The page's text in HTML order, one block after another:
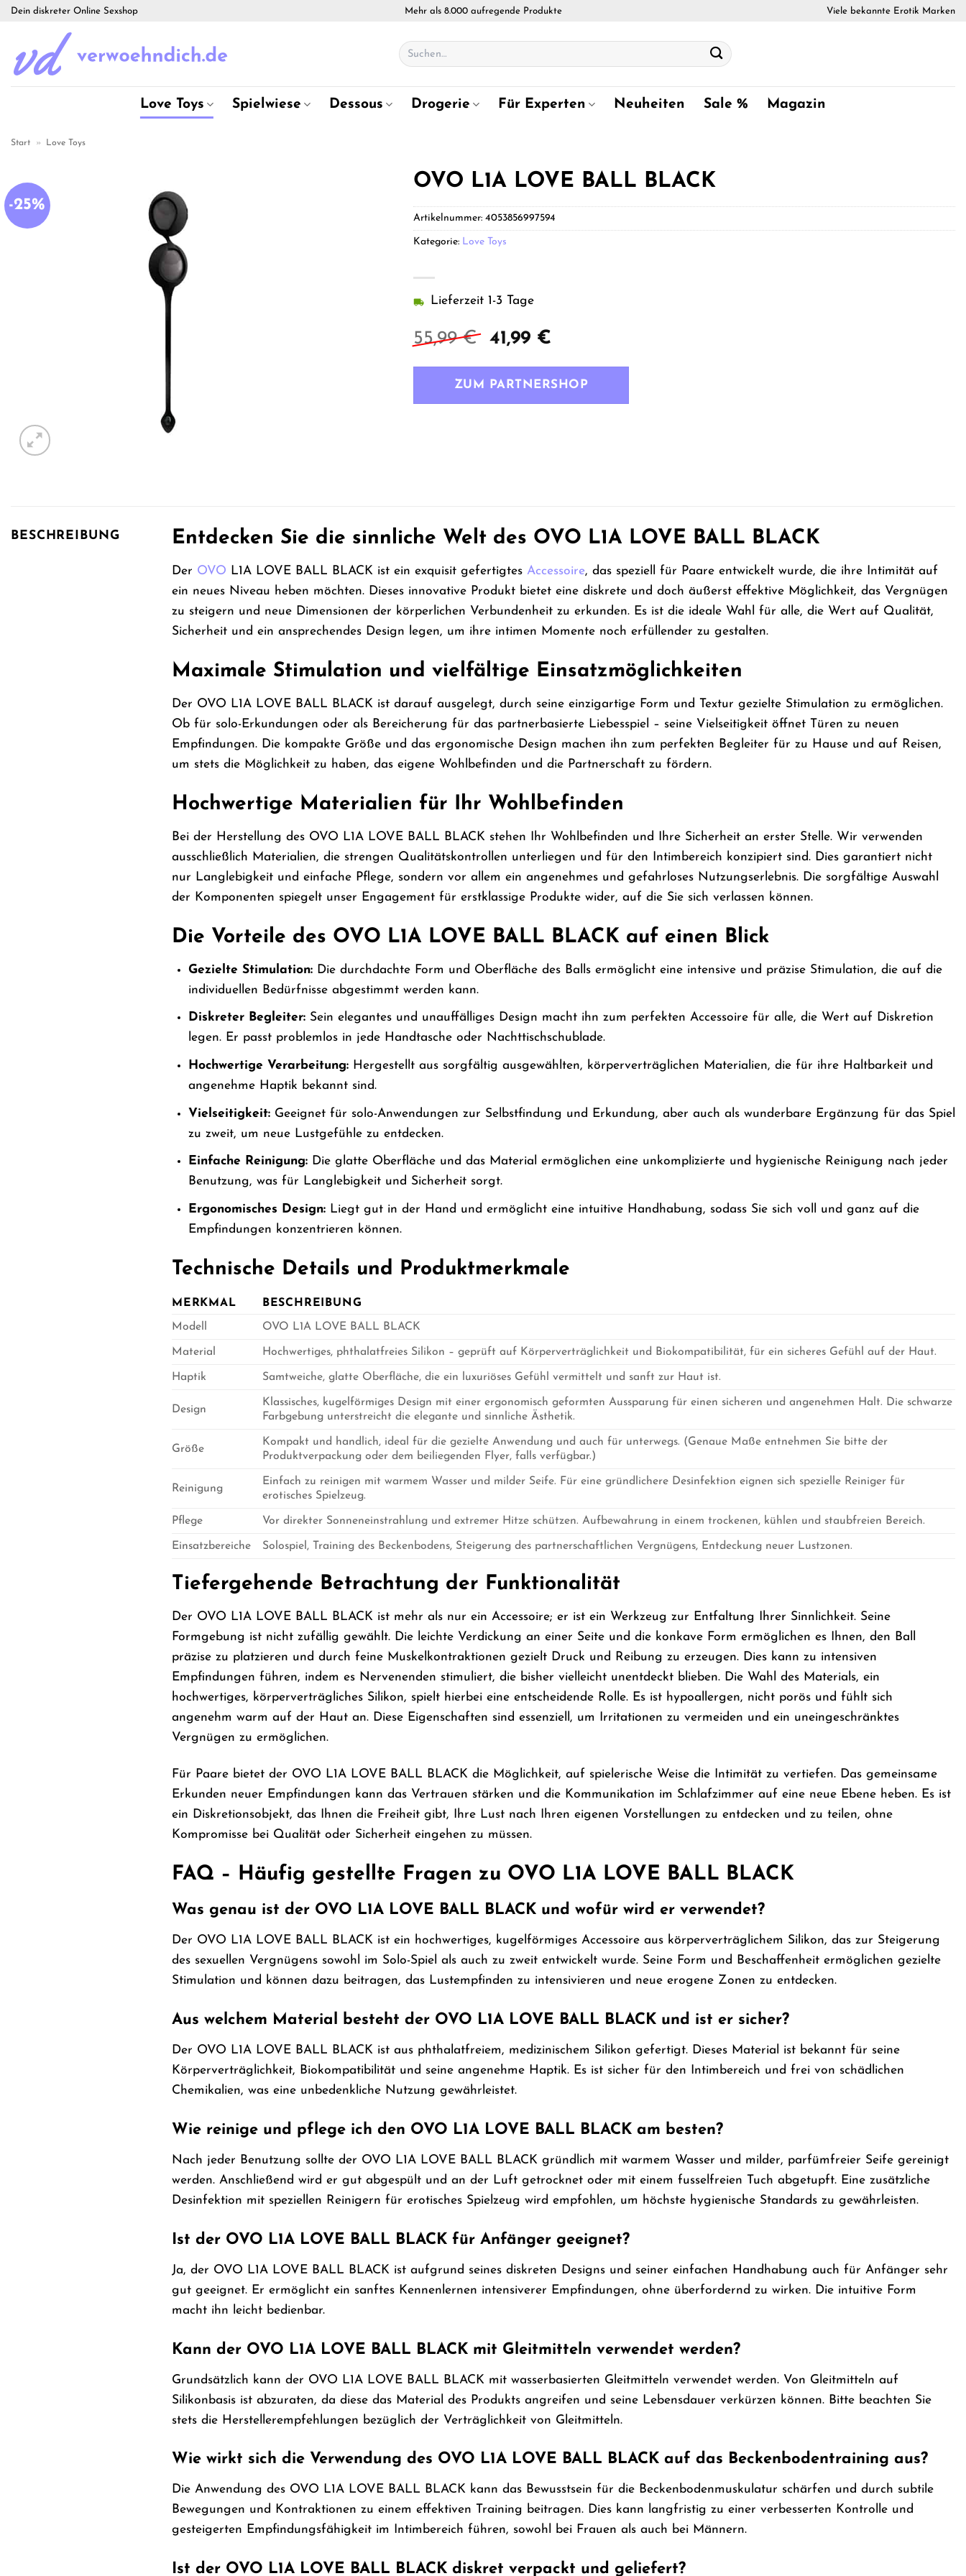
Zum
springen
Dein diskreter Online Sexshop Mehr als 8.000 aufregende Produkte Viele bekannte Erotik Marken
Suchen
nach:
Love Toys Spielwiese Dessous Drogerie Für Experten Neuheiten Sale % Magazin
Start » Love Toys
-25%
OVO L1A LOVE BALL BLACK
55,99€
Ursprünglicher
war:
55,99 €
41,99 €Aktueller
ist:
41,99 €.
Lieferzeit 1-3 Tage
ZUM PARTNERSHOP
Artikelnummer: 4053856997594
Kategorie: Love Toys
BESCHREIBUNG Entdecken Sie die sinnliche Welt des OVO L1A LOVE BALL BLACK
Der OVO L1A LOVE BALL BLACK ist ein exquisit gefertigtes Accessoire, das speziell für Paare entwickelt wurde, die ihre Intimität auf
ein neues Niveau heben möchten. Dieses innovative Produkt bietet eine diskrete und doch äußerst effektive Möglichkeit, das Vergnügen
zu steigern und neue Dimensionen der körperlichen Verbundenheit zu erkunden. Es ist die ideale Wahl für alle, die Wert auf Qualität,
Sicherheit und ein ansprechendes Design legen, um ihre intimen Momente noch erfüllender zu gestalten.
Maximale Stimulation und vielfältige Einsatzmöglichkeiten
Der OVO L1A LOVE BALL BLACK ist darauf ausgelegt, durch seine einzigartige Form und Textur gezielte Stimulation zu ermöglichen.
Ob für solo-Erkundungen oder als Bereicherung für das partnerbasierte Liebesspiel – seine Vielseitigkeit öffnet Türen zu neuen
Empfindungen. Die kompakte Größe und das ergonomische Design machen ihn zum perfekten Begleiter für zu Hause und auf Reisen,
um stets die Möglichkeit zu haben, das eigene Wohlbefinden und die Partnerschaft zu fördern.
Hochwertige Materialien für Ihr Wohlbefinden
Bei der Herstellung des OVO L1A LOVE BALL BLACK stehen Ihr Wohlbefinden und Ihre Sicherheit an erster Stelle. Wir verwenden
ausschließlich Materialien, die strengen Qualitätskontrollen unterliegen und für den Intimbereich konzipiert sind. Dies garantiert nicht
nur Langlebigkeit und einfache Pflege, sondern vor allem ein angenehmes und gefahrloses Nutzungserlebnis. Die sorgfältige Auswahl
der Komponenten spiegelt unser Engagement für erstklassige Produkte wider, auf die Sie sich verlassen können.
Die Vorteile des OVO L1A LOVE BALL BLACK auf einen Blick
Gezielte Stimulation:Die durchdachte Form und Oberfläche des Balls ermöglicht eine intensive und präzise Stimulation, die auf die
individuellen Bedürfnisse abgestimmt werden kann.
Diskreter Begleiter:Sein elegantes und unauffälliges Design macht ihn zum perfekten Accessoire für alle, die Wert auf Diskretion
legen. Er passt problemlos in jede Handtasche oder Nachttischschublade.
Hochwertige Verarbeitung:Hergestellt aus sorgfältig ausgewählten, körperverträglichen Materialien, die für ihre Haltbarkeit und
angenehme Haptik bekannt sind.
Vielseitigkeit:Geeignet für solo-Anwendungen zur Selbstfindung und Erkundung, aber auch als wunderbare Ergänzung für das Spiel
zu zweit, um neue Lustgefühle zu entdecken.
Einfache Reinigung:Die glatte Oberfläche und das Material ermöglichen eine unkomplizierte und hygienische Reinigung nach jeder
Benutzung, was für Langlebigkeit und Sicherheit sorgt.
Ergonomisches Design:Liegt gut in der Hand und ermöglicht eine intuitive Handhabung, sodass Sie sich voll und ganz auf die
Empfindungen konzentrieren können.
Technische Details und Produktmerkmale
MERKMAL BESCHREIBUNG
Modell OVO L1A LOVE BALL BLACK
Material Hochwertiges, phthalatfreies Silikon – geprüft auf Körperverträglichkeit und Biokompatibilität, für ein sicheres Gefühl auf der Haut.
Haptik Samtweiche, glatte Oberfläche, die ein luxuriöses Gefühl vermittelt und sanft zur Haut ist.
Design
Klassisches, kugelförmiges Design mit einer ergonomisch geformten Aussparung für einen sicheren und angenehmen Halt. Die schwarze
Farbgebung unterstreicht die elegante und sinnliche Ästhetik.
Größe
Kompakt und handlich, ideal für die gezielte Anwendung und auch für unterwegs. (Genaue Maße entnehmen Sie bitte der
Produktverpackung oder dem beiliegenden Flyer, falls verfügbar.)
Reinigung
Einfach zu reinigen mit warmem Wasser und milder Seife. Für eine gründlichere Desinfektion eignen sich spezielle Reiniger für
erotisches Spielzeug.
Pflege Vor direkter Sonneneinstrahlung und extremer Hitze schützen. Aufbewahrung in einem trockenen, kühlen und staubfreien Bereich.
Einsatzbereiche Solospiel, Training des Beckenbodens, Steigerung des partnerschaftlichen Vergnügens, Entdeckung neuer Lustzonen.
Tiefergehende Betrachtung der Funktionalität
Der OVO L1A LOVE BALL BLACK ist mehr als nur ein Accessoire; er ist ein Werkzeug zur Entfaltung Ihrer Sinnlichkeit. Seine
Formgebung ist nicht zufällig gewählt. Die leichte Verdickung an einer Seite und die konkave Form ermöglichen es Ihnen, den Ball
präzise zu platzieren und durch feine Muskelkontraktionen gezielt Druck und Reibung zu erzeugen. Dies kann zu intensiven
Empfindungen führen, indem es Nervenenden stimuliert, die bisher vielleicht unentdeckt blieben. Die Wahl des Materials, ein
hochwertiges, körperverträgliches Silikon, spielt hierbei eine entscheidende Rolle. Es ist hypoallergen, nicht porös und fühlt sich
angenehm warm auf der Haut an. Diese Eigenschaften sind essenziell, um Irritationen zu vermeiden und ein uneingeschränktes
Vergnügen zu ermöglichen.
Für Paare bietet der OVO L1A LOVE BALL BLACK die Möglichkeit, auf spielerische Weise die Intimität zu vertiefen. Das gemeinsame
Erkunden neuer Empfindungen kann das Vertrauen stärken und die Kommunikation im Schlafzimmer auf eine neue Ebene heben. Es ist
ein Diskretionsobjekt, das Ihnen die Freiheit gibt, Ihre Lust nach Ihren eigenen Vorstellungen zu entdecken und zu teilen, ohne
Kompromisse bei Qualität oder Sicherheit eingehen zu müssen.
FAQ – Häufig gestellte Fragen zu OVO L1A LOVE BALL BLACK
Was genau ist der OVO L1A LOVE BALL BLACK und wofür wird er verwendet?
Der OVO L1A LOVE BALL BLACK ist ein hochwertiges, kugelförmiges Accessoire aus körperverträglichem Silikon, das zur Steigerung
des sexuellen Vergnügens sowohl im Solo-Spiel als auch zu zweit entwickelt wurde. Seine Form und Beschaffenheit ermöglichen gezielte
Stimulation und können dazu beitragen, das Lustempfinden zu intensivieren und neue erogene Zonen zu entdecken.
Aus welchem Material besteht der OVO L1A LOVE BALL BLACK und ist er sicher?
Der OVO L1A LOVE BALL BLACK ist aus phthalatfreiem, medizinischem Silikon gefertigt. Dieses Material ist bekannt für seine
Körperverträglichkeit, Biokompatibilität und seine angenehme Haptik. Es ist sicher für den Intimbereich und frei von schädlichen
Chemikalien, was eine unbedenkliche Nutzung gewährleistet.
Wie reinige und pflege ich den OVO L1A LOVE BALL BLACK am besten?
Nach jeder Benutzung sollte der OVO L1A LOVE BALL BLACK gründlich mit warmem Wasser und milder, parfümfreier Seife gereinigt
werden. Anschließend wird er gut abgespült und an der Luft getrocknet oder mit einem fusselfreien Tuch abgetupft. Eine zusätzliche
Desinfektion mit speziellen Reinigern für erotisches Spielzeug wird empfohlen, um höchste hygienische Standards zu gewährleisten.
Ist der OVO L1A LOVE BALL BLACK für Anfänger geeignet?
Ja, der OVO L1A LOVE BALL BLACK ist aufgrund seines diskreten Designs und seiner einfachen Handhabung auch für Anfänger sehr
gut geeignet. Er ermöglicht ein sanftes Kennenlernen intensiverer Empfindungen, ohne überfordernd zu wirken. Die intuitive Form
macht ihn leicht bedienbar.
Kann der OVO L1A LOVE BALL BLACK mit Gleitmitteln verwendet werden?
Grundsätzlich kann der OVO L1A LOVE BALL BLACK mit wasserbasierten Gleitmitteln verwendet werden. Von Gleitmitteln auf
Silikonbasis ist abzuraten, da diese das Material des Produkts angreifen und seine Lebensdauer verkürzen können. Bitte beachten Sie
stets die Herstellerempfehlungen bezüglich der Verträglichkeit von Gleitmitteln.
Wie wirkt sich die Verwendung des OVO L1A LOVE BALL BLACK auf das Beckenbodentraining aus?
Die Anwendung des OVO L1A LOVE BALL BLACK kann das Bewusstsein für die Beckenbodenmuskulatur schärfen und durch subtile
Bewegungen und Kontraktionen zu einem effektiven Training beitragen. Dies kann langfristig zu einer verbesserten Kontrolle und
gesteigerten Empfindungsfähigkeit im Intimbereich führen, sowohl bei Frauen als auch bei Männern.
Ist der OVO L1A LOVE BALL BLACK diskret verpackt und geliefert?